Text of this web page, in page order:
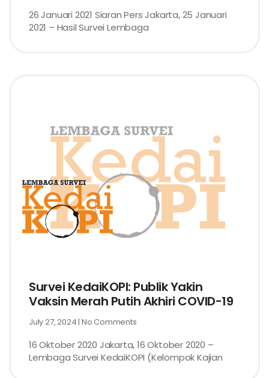
26 Januari 2021 Siaran Pers Jakarta, 25 Januari
2021 – Hasil Survei Lembaga
Survei KedaiKOPI: Publik Yakin
Vaksin Merah Putih Akhiri COVID-19
July 27, 2024 No Comments
16 Oktober 2020 Jakarta, 16 Oktober 2020 –
Lembaga Survei KedaiKOPI (Kelompok Kajian